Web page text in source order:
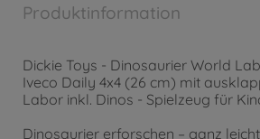
Produktinformation
Dickie Toys - Dinosaurier World
Iveco Daily 4x4 (26 cm) mit
Labor inkl. Dinos - Spielzeug für
Dinosaurier erforschen – ganz